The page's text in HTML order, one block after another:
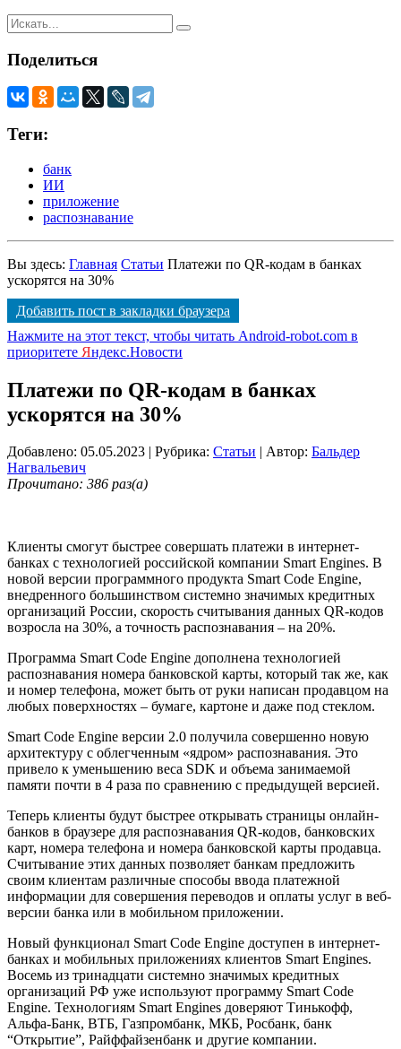
Поделиться
Теги:
банк
ИИ
приложение
распознавание
Вы здесь: Главная Статьи Платежи по QR-кодам в банках
ускорятся на 30%
Добавить пост в закладки браузера
Нажмите на этот текст, чтобы читать Android-robot.com в
приоритете Яндекс.Новости
Платежи по QR-кодам в банках
ускорятся на 30%
Добавлено: 05.05.2023 | Рубрика: Статьи | Автор: Бальдер
Нагвальевич
Прочитано: 386 раз(а)
Клиенты смогут быстрее совершать платежи в интернет-
банках с технологией российской компании Smart Engines. В
новой версии программного продукта Smart Code Engine,
внедренного большинством системно значимых кредитных
организаций России, скорость считывания данных QR-кодов
возросла на 30%, а точность распознавания – на 20%.
Программа Smart Code Engine дополнена технологией
распознавания номера банковской карты, который так же, как
и номер телефона, может быть от руки написан продавцом на
любых поверхностях – бумаге, картоне и даже под стеклом.
Smart Code Engine версии 2.0 получила совершенно новую
архитектуру с облегченным «ядром» распознавания. Это
привело к уменьшению веса SDK и объема занимаемой
памяти почти в 4 раза по сравнению с предыдущей версией.
Теперь клиенты будут быстрее открывать страницы онлайн-
банков в браузере для распознавания QR-кодов, банковских
карт, номера телефона и номера банковской карты продавца.
Считывание этих данных позволяет банкам предложить
своим клиентам различные способы ввода платежной
информации для совершения переводов и оплаты услуг в веб-
версии банка или в мобильном приложении.
Новый функционал Smart Code Engine доступен в интернет-
банках и мобильных приложениях клиентов Smart Engines.
Восемь из тринадцати системно значимых кредитных
организаций РФ уже используют программу Smart Code
Engine. Технологиям Smart Engines доверяют Тинькофф,
Альфа-Банк, ВТБ, Газпромбанк, МКБ, Росбанк, банк
“Открытие”, Райффайзенбанк и другие компании.